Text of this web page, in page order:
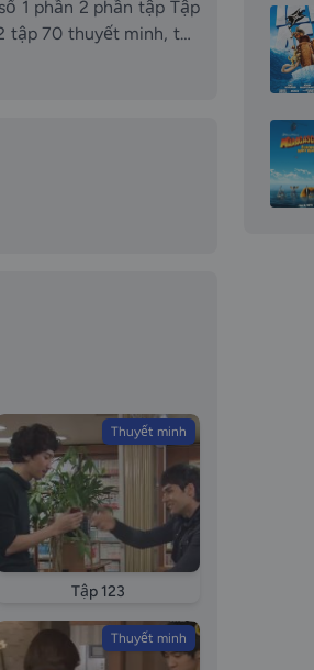
70 thuyết minh, tập
70 thuyết
dinh la so 1 phan 2
2 tap 70 thuyet minh
70 long tieng Tap 70
la so 1 phan 2 phan tap
episode 70
Thuyết minh
Tập 123
Thuyết minh